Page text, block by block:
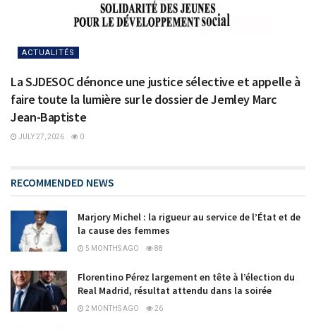
ACTUALITÉS
La SJDESOC dénonce une justice sélective et appelle à
faire toute la lumière sur le dossier de Jemley Marc
Jean-Baptiste
JULY 27, 2026 0
RECOMMENDED NEWS
Marjory Michel : la rigueur au service de l’État et de
la cause des femmes
5 MONTHS AGO 88
Florentino Pérez largement en tête à l’élection du
Real Madrid, résultat attendu dans la soirée
2 MONTHS AGO 26